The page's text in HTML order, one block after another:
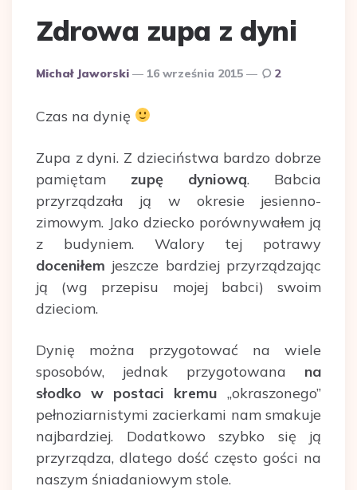
Zdrowa zupa z dyni
Dodane
Michał Jaworski 16 września 2015 2
Czas na dynię
Zupa z dyni. Z dzieciństwa bardzo dobrze
pamiętam zupę dyniową. Babcia
przyrządzała ją w okresie jesienno-
zimowym. Jako dziecko porównywałem ją
z budyniem. Walory tej potrawy
doceniłem jeszcze bardziej przyrządzając
ją (wg przepisu mojej babci) swoim
dzieciom.
Dynię można przygotować na wiele
sposobów, jednak przygotowana na
słodko w postaci kremu „okraszonego”
pełnoziarnistymi zacierkami nam smakuje
najbardziej. Dodatkowo szybko się ją
przyrządza, dlatego dość często gości na
naszym śniadaniowym stole.